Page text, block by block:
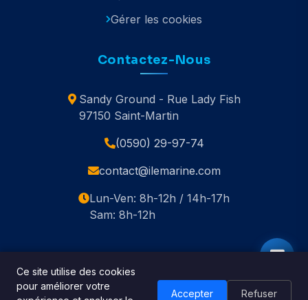
Gérer les cookies
Contactez-Nous
Sandy Ground - Rue Lady Fish
97150 Saint-Martin
(0590) 29-97-74
contact@ilemarine.com
Lun-Ven: 8h-12h / 14h-17h
Sam: 8h-12h
© 2020-2026 Île Marine. Tous droits réservés.
Ce site utilise des cookies
pour améliorer votre
Accepter Refuser